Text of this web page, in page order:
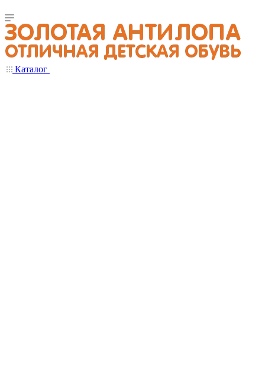
Каталог